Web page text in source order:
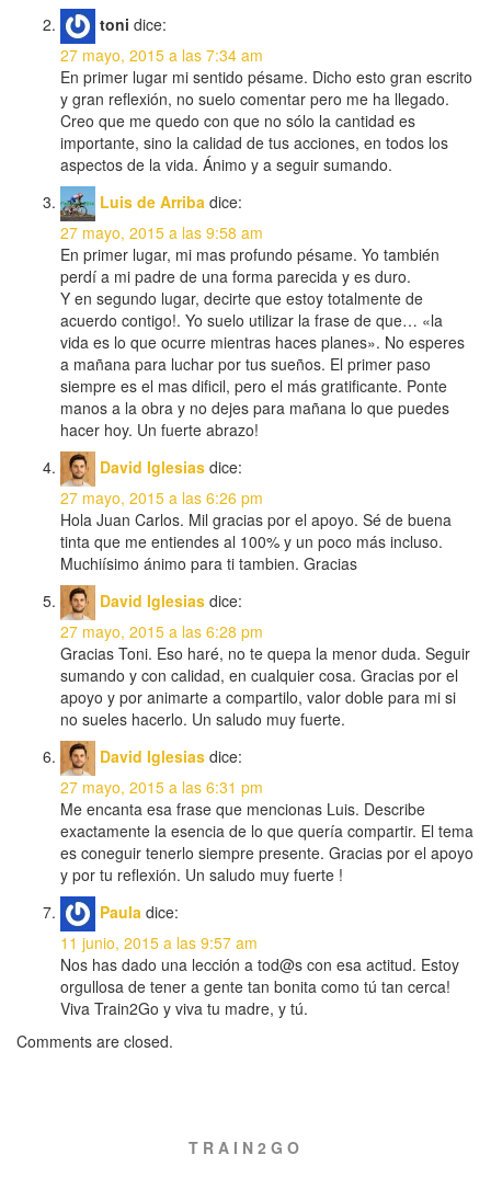
toni dice:
27 mayo, 2015 a las 7:34 am
En primer lugar mi sentido pésame. Dicho esto gran escrito
y gran reflexión, no suelo comentar pero me ha llegado.
Creo que me quedo con que no sólo la cantidad es
importante, sino la calidad de tus acciones, en todos los
aspectos de la vida. Ánimo y a seguir sumando.
Luis de Arriba dice:
27 mayo, 2015 a las 9:58 am
En primer lugar, mi mas profundo pésame. Yo también
perdí a mi padre de una forma parecida y es duro.
Y en segundo lugar, decirte que estoy totalmente de
acuerdo contigo!. Yo suelo utilizar la frase de que… «la
vida es lo que ocurre mientras haces planes». No esperes
a mañana para luchar por tus sueños. El primer paso
siempre es el mas dificil, pero el más gratificante. Ponte
manos a la obra y no dejes para mañana lo que puedes
hacer hoy. Un fuerte abrazo!
David Iglesias dice:
27 mayo, 2015 a las 6:26 pm
Hola Juan Carlos. Mil gracias por el apoyo. Sé de buena
tinta que me entiendes al 100% y un poco más incluso.
Muchiísimo ánimo para ti tambien. Gracias
David Iglesias dice:
27 mayo, 2015 a las 6:28 pm
Gracias Toni. Eso haré, no te quepa la menor duda. Seguir
sumando y con calidad, en cualquier cosa. Gracias por el
apoyo y por animarte a compartilo, valor doble para mi si
no sueles hacerlo. Un saludo muy fuerte.
David Iglesias dice:
27 mayo, 2015 a las 6:31 pm
Me encanta esa frase que mencionas Luis. Describe
exactamente la esencia de lo que quería compartir. El tema
es coneguir tenerlo siempre presente. Gracias por el apoyo
y por tu reflexión. Un saludo muy fuerte !
Paula dice:
11 junio, 2015 a las 9:57 am
Nos has dado una lección a tod@s con esa actitud. Estoy
orgullosa de tener a gente tan bonita como tú tan cerca!
Viva Train2Go y viva tu madre, y tú.
Comments are closed.
TRAIN2GO